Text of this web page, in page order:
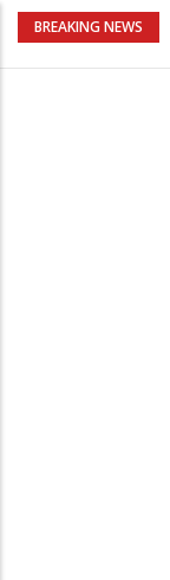
BREAKING NEWS